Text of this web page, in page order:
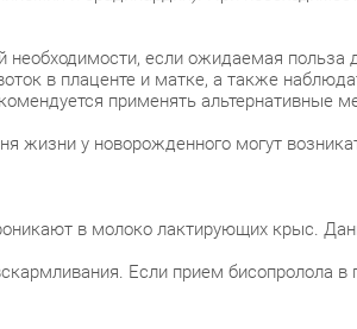
необходимости, если ожидаемая
в плаценте и матке, а также
применять альтернативные
жизни у новорожденного могут
в молоко лактирующих крыс.
Если прием бисопролола в